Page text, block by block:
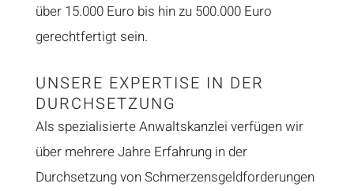
über 15.000 Euro bis hin zu 500.000 Euro
gerechtfertigt sein.
UNSERE EXPERTISE IN DER
DURCHSETZUNG
Als spezialisierte Anwaltskanzlei verfügen wir
über mehrere Jahre Erfahrung in der
Durchsetzung von Schmerzensgeldforderungen